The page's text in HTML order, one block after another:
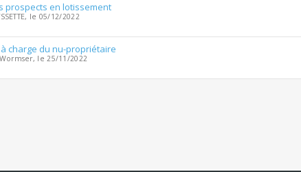
prospects en lotissement
, le 05/12/2022
charge du nu-propriétaire
, le 25/11/2022